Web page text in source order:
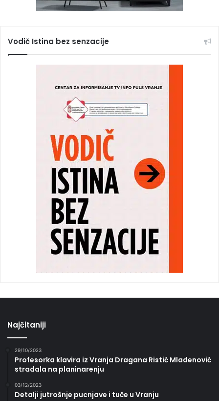
Vodič Istina bez senzacije
Najčitaniji
29/10/2023
Profesorka klavira iz Vranja Dragana Ristić Mladenović
stradala na planinarenju
03/12/2023
Detalji jutrošnje pucnjave i tuče u Vranju